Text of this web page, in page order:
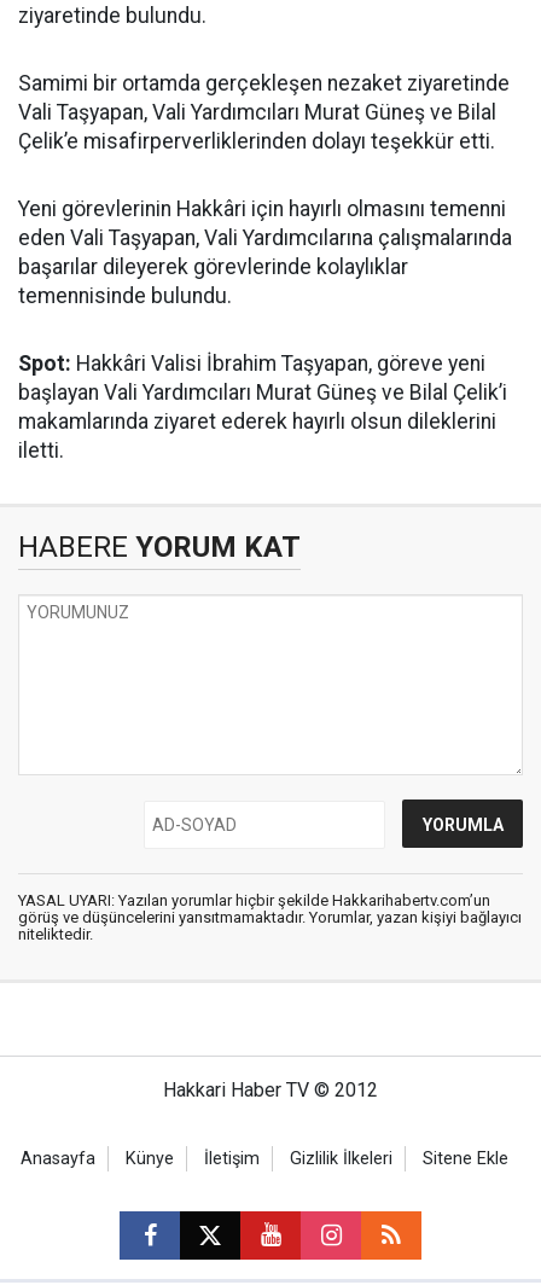
ziyaretinde bulundu.
Samimi bir ortamda gerçekleşen nezaket ziyaretinde
Vali Taşyapan, Vali Yardımcıları Murat Güneş ve Bilal
Çelik’e misafirperverliklerinden dolayı teşekkür etti.
Yeni görevlerinin Hakkâri için hayırlı olmasını temenni
eden Vali Taşyapan, Vali Yardımcılarına çalışmalarında
başarılar dileyerek görevlerinde kolaylıklar
temennisinde bulundu.
Spot: Hakkâri Valisi İbrahim Taşyapan, göreve yeni
başlayan Vali Yardımcıları Murat Güneş ve Bilal Çelik’i
makamlarında ziyaret ederek hayırlı olsun dileklerini
iletti.
HABERE YORUM KAT
YASAL UYARI: Yazılan yorumlar hiçbir şekilde Hakkarihabertv.com’un
görüş ve düşüncelerini yansıtmamaktadır. Yorumlar, yazan kişiyi bağlayıcı
niteliktedir.
Hakkari Haber TV © 2012
Anasayfa Künye İletişim Gizlilik İlkeleri Sitene Ekle